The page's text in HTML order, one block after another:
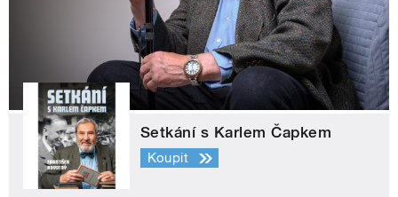
Setkání s Karlem Čapkem
Koupit